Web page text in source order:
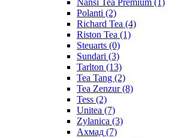
Polanti (2)
Richard Tea (4)
Riston Tea (1)
Steuarts (0)
Sundari (3)
Tarlton (13)
Tea Tang (2)
Tea Zenzur(8)
Tess (2)
Unitea (7)
Zylanica (3)
Ахмад (7)